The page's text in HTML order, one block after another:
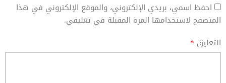
احفظ اسمي، بريدي الإلكتروني، والموقع الإلكتروني في هذا
المتصفح لاستخدامها المرة المقبلة في تعليقي.
التعليق *